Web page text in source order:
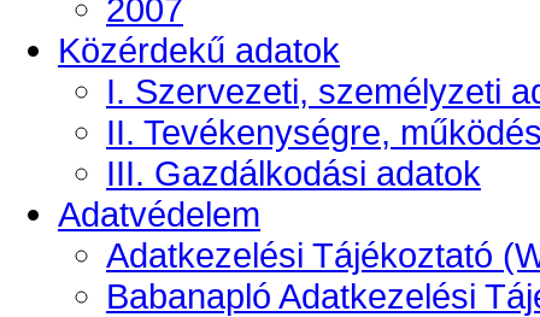
2007
Közérdekű adatok
I. Szervezeti, személyzeti
II. Tevékenységre,
III. Gazdálkodási adatok
Adatvédelem
Adatkezelési Tájékoztató
Babanapló Adatkezelési